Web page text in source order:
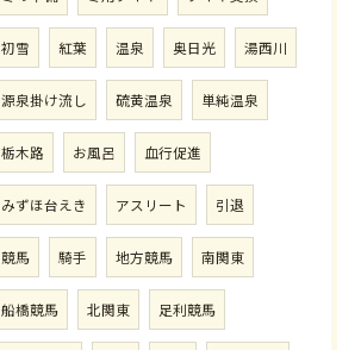
初雪 紅葉 温泉 奥日光 湯西川
源泉掛け流し 硫黄温泉 単純温泉
栃木路 お風呂 血行促進
みずほ台えき アスリート 引退
競馬 騎手 地方競馬 南関東
船橋競馬 北関東 足利競馬